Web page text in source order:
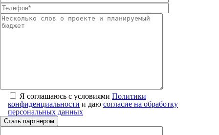
Я соглашаюсь с условиями Политики
конфиденциальности и даю согласие на обработку
персональных данных